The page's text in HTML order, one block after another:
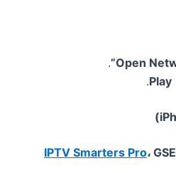
.
Play
.
IPTV Smarters Pro، GSE